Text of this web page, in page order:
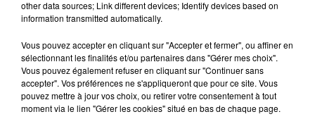
VOLONTAIRE EN COURS, APRÈS LA...
à des prostituées
other data sources; Link different devices; Identify devices based on
information transmitted automatically.
Vous pouvez accepter en cliquant sur "Accepter et fermer", ou affiner en
sélectionnant les finalités et/ou partenaires dans "Gérer mes choix".
Vous pouvez également refuser en cliquant sur "Continuer sans
accepter". Vos préférences ne s'appliqueront que pour ce site. Vous
pouvez mettre à jour vos choix, ou retirer votre consentement à tout
moment via le lien "Gérer les cookies" situé en bas de chaque page.